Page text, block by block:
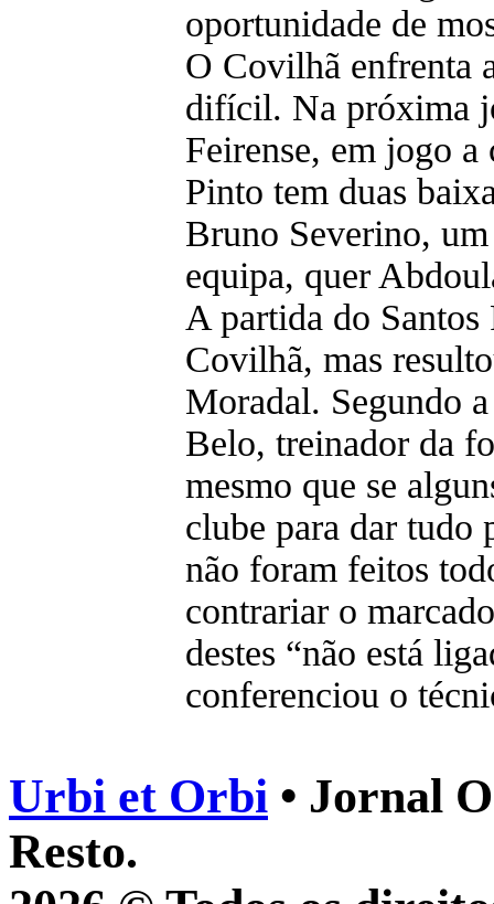
oportunidade de
O Covilhã enfrenta
difícil. Na próxima
Feirense, em jogo
Pinto tem duas
Bruno Severino,
equipa, quer
A partida do
Covilhã, mas
Moradal. Segundo
Belo, treinador da
mesmo que se
clube para dar tudo
não foram feitos
contrariar o
destes “não está
conferenciou o
Urbi et Orbi • Jornal
Resto.